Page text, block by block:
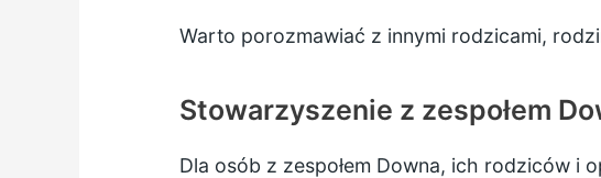
Warto porozmawiać z innymi rodzicami,
Stowarzyszenie z zespołem
Dla osób z zespołem Downa, ich rodziców i